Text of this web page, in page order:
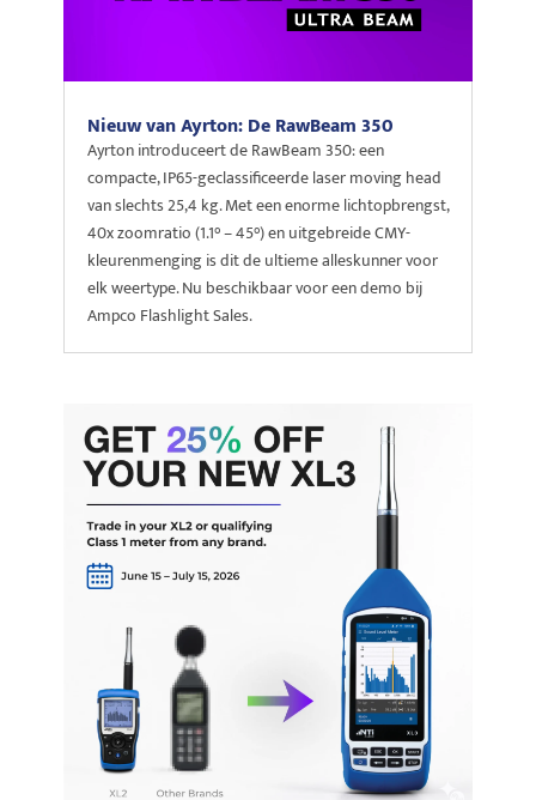
Nieuw van Ayrton: De RawBeam 350
Ayrton introduceert de RawBeam 350: een
compacte, IP65-geclassificeerde laser moving head
van slechts 25,4 kg. Met een enorme lichtopbrengst,
40x zoomratio (1.1° – 45°) en uitgebreide CMY-
kleurenmenging is dit de ultieme alleskunner voor
elk weertype. Nu beschikbaar voor een demo bij
Ampco Flashlight Sales.